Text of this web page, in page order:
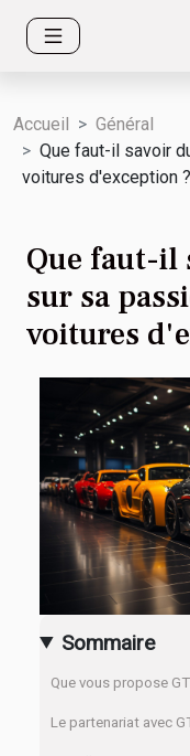
Accueil
Général
Que faut-il savoir
voitures d'exception ?
Que faut-il
sur sa
voitures
Sommaire
Que vous propose
Le partenariat avec